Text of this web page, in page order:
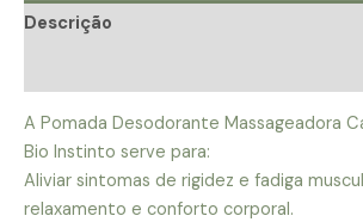
Descrição
A Pomada Desodorante Massageadora
Bio Instinto serve para:
Aliviar sintomas de rigidez e fadiga
relaxamento e conforto corporal.